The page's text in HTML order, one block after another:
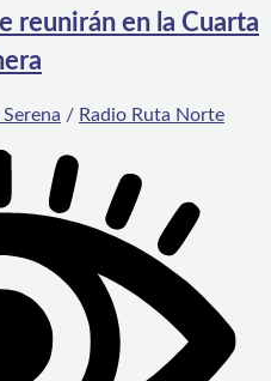
reunirán en la Cuarta
Serena / Radio Ruta Norte